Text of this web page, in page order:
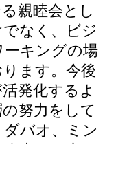
親睦会とし
なく、ビジ
キングの場
ます。今後
発化するよ
努力をして
バオ、ミン
出をお考え